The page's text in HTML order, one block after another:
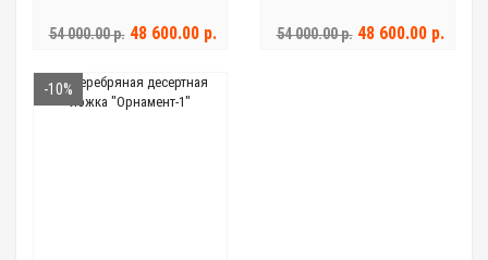
54 000.00 р. 48 600.00 р. 54 000.00 р. 48 600.00 р.
-10%